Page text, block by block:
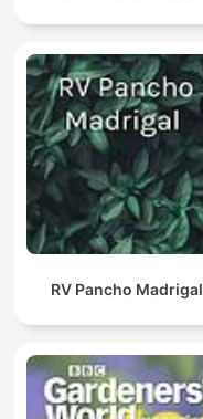
RV Pancho Madrigal